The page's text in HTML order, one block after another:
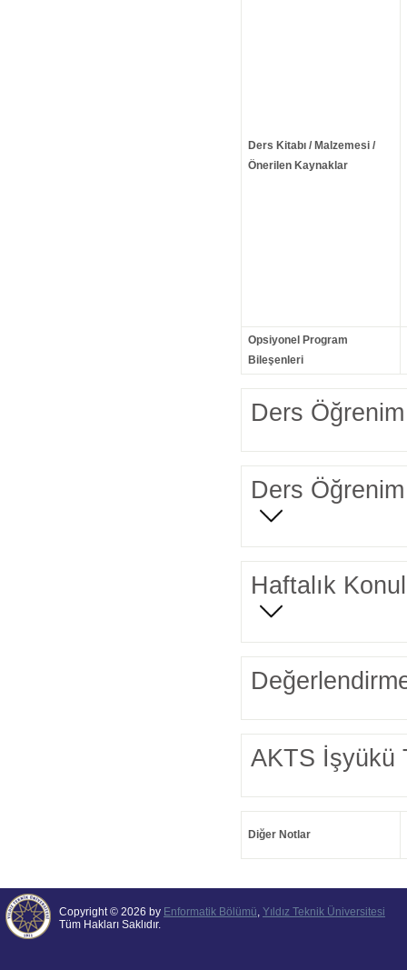
Ders Kitabı / Malzemesi /
Önerilen Kaynaklar
Opsiyonel Program
Bileşenleri
Ders Öğrenim
Ders Öğrenim
Haftalık
AKTS İşyükü
Diğer Notlar
Copyright © 2026 by Enformatik Bölümü, Yıldız Teknik Üniversitesi
Tüm Hakları Saklıdır.